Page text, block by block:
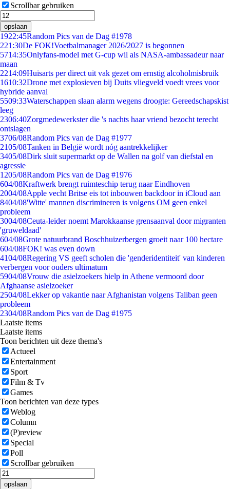
Scrollbar gebruiken
opslaan
1922:45Random Pics van de Dag #1978
221:30De FOK!Voetbalmanager 2026/2027 is begonnen
5714:35Onlyfans-model met G-cup wil als NASA-ambassadeur naar
maan
2214:09Huisarts per direct uit vak gezet om ernstig alcoholmisbruik
1610:32Drone met explosieven bij Duits vliegveld voedt vrees voor
hybride aanval
5509:33Waterschappen slaan alarm wegens droogte: Gereedschapskist
leeg
2306:40Zorgmedewerkster die 's nachts haar vriend bezocht terecht
ontslagen
3706/08Random Pics van de Dag #1977
2105/08Tanken in België wordt nóg aantrekkelijker
3405/08Dirk sluit supermarkt op de Wallen na golf van diefstal en
agressie
1205/08Random Pics van de Dag #1976
604/08Kraftwerk brengt ruimteschip terug naar Eindhoven
2004/08Apple vecht Britse eis tot inbouwen backdoor in iCloud aan
8404/08'Witte' mannen discrimineren is volgens OM geen enkel
probleem
3004/08Ceuta-leider noemt Marokkaanse grensaanval door migranten
'gruweldaad'
604/08Grote natuurbrand Boschhuizerbergen groeit naar 100 hectare
604/08FOK! was even down
4104/08Regering VS geeft scholen die 'genderidentiteit' van kinderen
verbergen voor ouders ultimatum
5904/08Vrouw die asielzoekers hielp in Athene vermoord door
Afghaanse asielzoeker
2504/08Lekker op vakantie naar Afghanistan volgens Taliban geen
probleem
2304/08Random Pics van de Dag #1975
Laatste items
Laatste items
Toon berichten uit deze thema's
Actueel
Entertainment
Sport
Film & Tv
Games
Toon berichten van deze types
Weblog
Column
(P)review
Special
Poll
Scrollbar gebruiken
opslaan